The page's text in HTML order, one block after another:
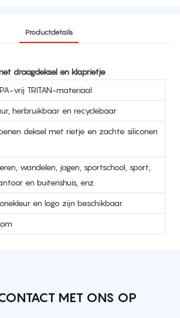
Productdetails
draagdeksel en klaprietje
vrij TRITAN-materiaal
herbruikbaar en recyclebaar
deksel met rietje en zachte siliconen
wandelen, jagen, sportschool, sport,
en buitenshuis, enz.
en logo zijn beschikbaar
MET ONS OP